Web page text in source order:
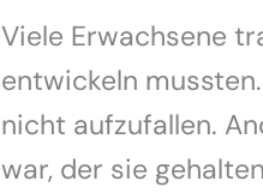
Viele Erwachsene
entwickeln
nicht aufzufallen.
war, der sie